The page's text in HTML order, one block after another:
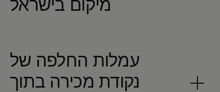
עמלות החלפה של
נקודת מכירה בתוך